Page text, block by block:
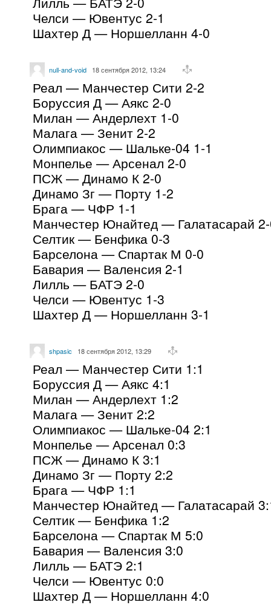
Челси — Ювентус 2-1
Шахтер Д — Норшелланн 4-0
null-and-void 18 сентября 2012, 13:24
Реал — Манчестер Сити 2-2
Боруссия Д — Аякс 2-0
Милан — Андерлехт 1-0
Малага — Зенит 2-2
Олимпиакос — Шальке-04 1-1
Монпелье — Арсенал 2-0
ПСЖ — Динамо К 2-0
Динамо Зг — Порту 1-2
Брага — ЧФР 1-1
Манчестер Юнайтед — Галатасарай
Селтик — Бенфика 0-3
Барселона — Спартак М 0-0
Бавария — Валенсия 2-1
Лилль — БАТЭ 2-0
Челси — Ювентус 1-3
Шахтер Д — Норшелланн 3-1
shpasic 18 сентября 2012, 13:29
Реал — Манчестер Сити 1:1
Боруссия Д — Аякс 4:1
Милан — Андерлехт 1:2
Малага — Зенит 2:2
Олимпиакос — Шальке-04 2:1
Монпелье — Арсенал 0:3
ПСЖ — Динамо К 3:1
Динамо Зг — Порту 2:2
Брага — ЧФР 1:1
Манчестер Юнайтед — Галатасарай
Селтик — Бенфика 1:2
Барселона — Спартак М 5:0
Бавария — Валенсия 3:0
Лилль — БАТЭ 2:1
Челси — Ювентус 0:0
Шахтер Д — Норшелланн 4:0